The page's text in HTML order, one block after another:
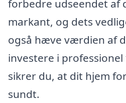
forbedre udseendet af
markant, og dets
også hæve værdien af
investere i
sikrer du, at dit hjem
sundt.